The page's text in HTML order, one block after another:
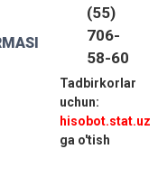
(55)
706-
58-60
Tadbirkorlar
uchun:
hisobot.stat.uz
ga o'tish